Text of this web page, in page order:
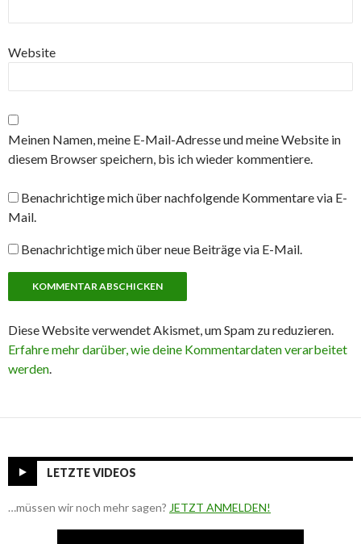
Website
Meinen Namen, meine E-Mail-Adresse und meine Website in
diesem Browser speichern, bis ich wieder kommentiere.
Benachrichtige mich über nachfolgende Kommentare via E-
Mail.
Benachrichtige mich über neue Beiträge via E-Mail.
Diese Website verwendet Akismet, um Spam zu reduzieren.
Erfahre mehr darüber, wie deine Kommentardaten verarbeitet
werden.
LETZTE VIDEOS
…müssen wir noch mehr sagen? JETZT ANMELDEN!